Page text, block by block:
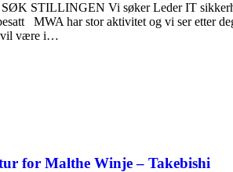
STILLINGEN Vi søker Leder IT
MWA har stor aktivitet og vi ser etter
vil være i…
for Malthe Winje – Takebishi